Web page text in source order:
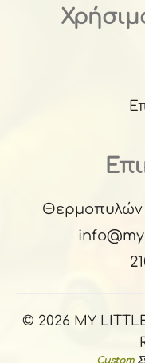
Θερμοπυλών
© 2026 MY
Custom